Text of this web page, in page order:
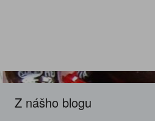
Z nášho blogu